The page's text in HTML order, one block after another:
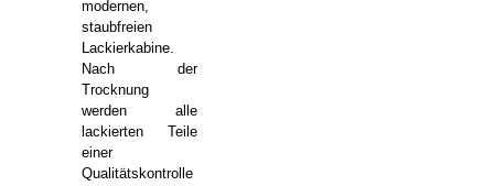
modernen,
staubfreien
Lackierkabine.
Nach der
Trocknung
werden alle
lackierten Teile
einer
Qualitätskontrolle